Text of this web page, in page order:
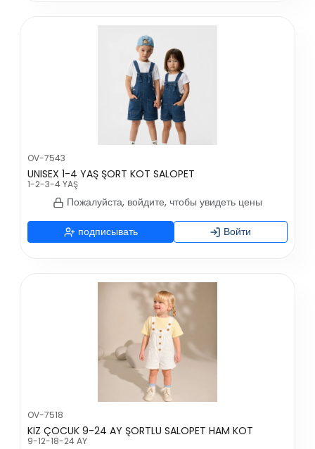
OV-7543
UNISEX 1-4 YAŞ ŞORT KOT SALOPET
1-2-3-4 YAŞ
Пожалуйста, войдите, чтобы увидеть цены
подписывать Войти
OV-7518
KIZ ÇOCUK 9-24 AY ŞORTLU SALOPET HAM KOT
9-12-18-24 AY